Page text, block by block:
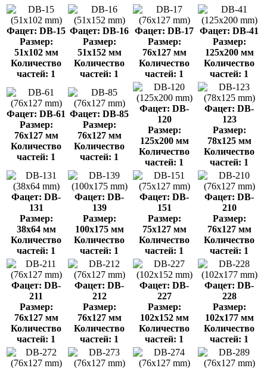
Фацет: DB-15
Размер:
51x102 мм
Количество
частей: 1
Фацет: DB-16
Размер:
51x152 мм
Количество
частей: 1
Фацет: DB-17
Размер:
76x127 мм
Количество
частей: 1
Фацет: DB-41
Размер:
125x200 мм
Количество
частей: 1
Фацет: DB-61
Размер:
76x127 мм
Количество
частей: 1
Фацет: DB-85
Размер:
76x127 мм
Количество
частей: 1
Фацет: DB-
120
Размер:
125x200 мм
Количество
частей: 1
Фацет: DB-
123
Размер:
78x125 мм
Количество
частей: 1
Фацет: DB-
131
Размер:
38x64 мм
Количество
частей: 1
Фацет: DB-
139
Размер:
100x175 мм
Количество
частей: 1
Фацет: DB-
151
Размер:
75x127 мм
Количество
частей: 1
Фацет: DB-
210
Размер:
76x127 мм
Количество
частей: 1
Фацет: DB-
211
Размер:
76x127 мм
Количество
частей: 1
Фацет: DB-
212
Размер:
76x127 мм
Количество
частей: 1
Фацет: DB-
227
Размер:
102x152 мм
Количество
частей: 1
Фацет: DB-
228
Размер:
102x177 мм
Количество
частей: 1